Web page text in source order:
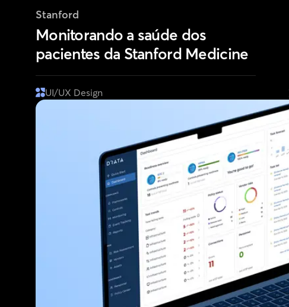
Stanford
Monitorando a saúde dos
pacientes da Stanford Medicine
UI/UX Design